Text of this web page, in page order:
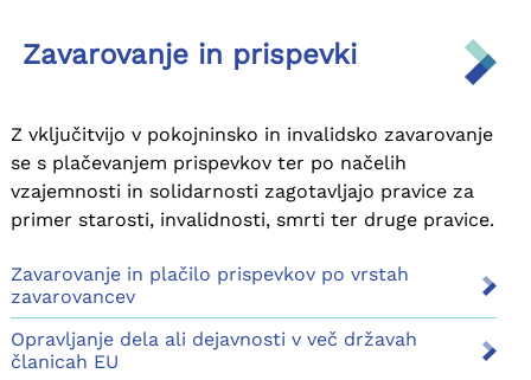
Anketa o zadovoljstvu strank
Vljudno vabljeni, da z nami delite svoje izkušnje o
Zavarovanje in prispevki
Z vključitvijo v pokojninsko in invalidsko zavarovanje
se s plačevanjem prispevkov ter po načelih
vzajemnosti in solidarnosti zagotavljajo pravice za
primer starosti, invalidnosti, smrti ter druge pravice.
Zavarovanje in plačilo prispevkov po vrstah
zavarovancev
Opravljanje dela ali dejavnosti v več državah
članicah EU